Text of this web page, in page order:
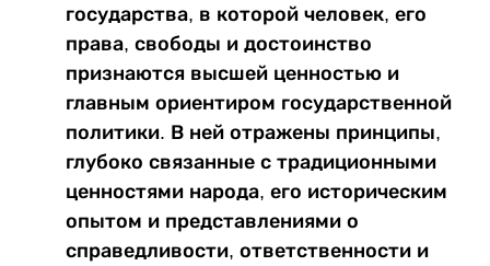
государства, в которой человек, его
права, свободы и достоинство
признаются высшей ценностью и
главным ориентиром государственной
политики. В ней отражены принципы,
глубоко связанные с традиционными
ценностями народа, его историческим
опытом и представлениями о
справедливости, ответственности и